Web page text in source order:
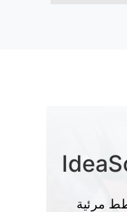
مرئية